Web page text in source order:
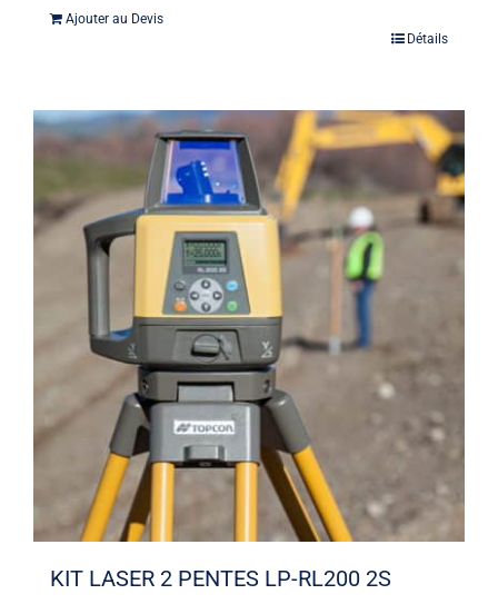
Ajouter au Devis
Détails
KIT LASER 2 PENTES LP-RL200 2S